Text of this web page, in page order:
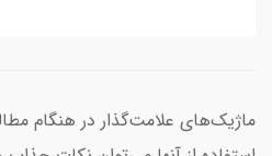
ماژیک‌های علامت‌گذار در هنگام